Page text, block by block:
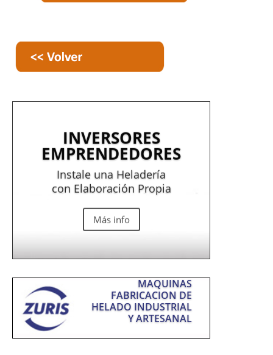
INVERSORES
EMPRENDEDORES
Instale una Heladería
con Elaboración Propia
Más info
MAQUINAS
FABRICACION DE
HELADO INDUSTRIAL
Y ARTESANAL